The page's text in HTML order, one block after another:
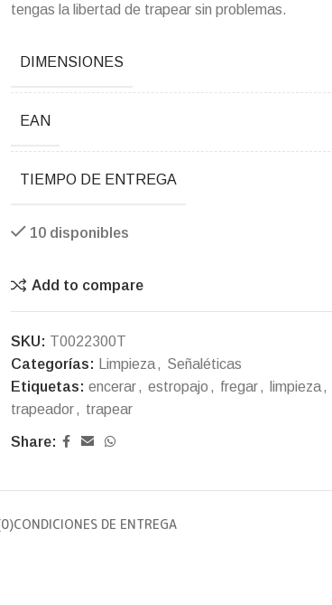
tengas la libertad de trapear sin problemas.
DIMENSIONES
EAN
TIEMPO DE ENTREGA
10 disponibles
Add to compare
SKU: T0022300T
Categorías:
Limpieza, Señaléticas
Etiquetas: encerar, estropajo , fregar, limpieza,
trapeador, trapear
Share:
CONDICIONES DE ENTREGA